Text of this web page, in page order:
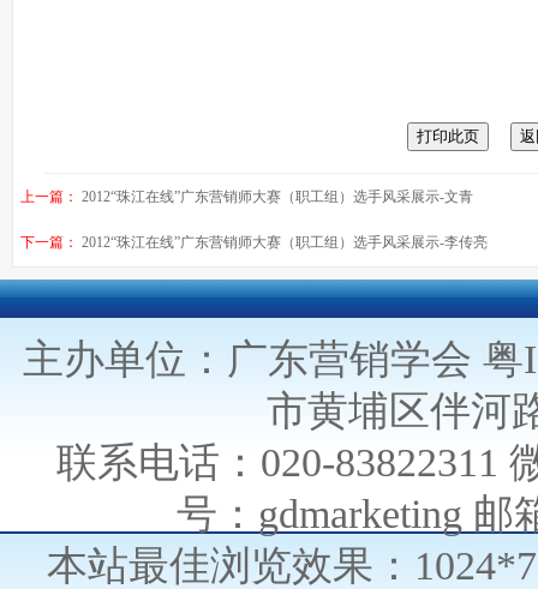
上一篇： 2012“珠江在线”广东营销师大赛（职工组）选手风采展示-文青
下一篇： 2012“珠江在线”广东营销师大赛（职工组）选手风采展示-李传亮
主办单位：广东营销学会 粤
市黄埔区伴河
联系电话：020-83822311
号：gdmarketing 邮
本站最佳浏览效果：